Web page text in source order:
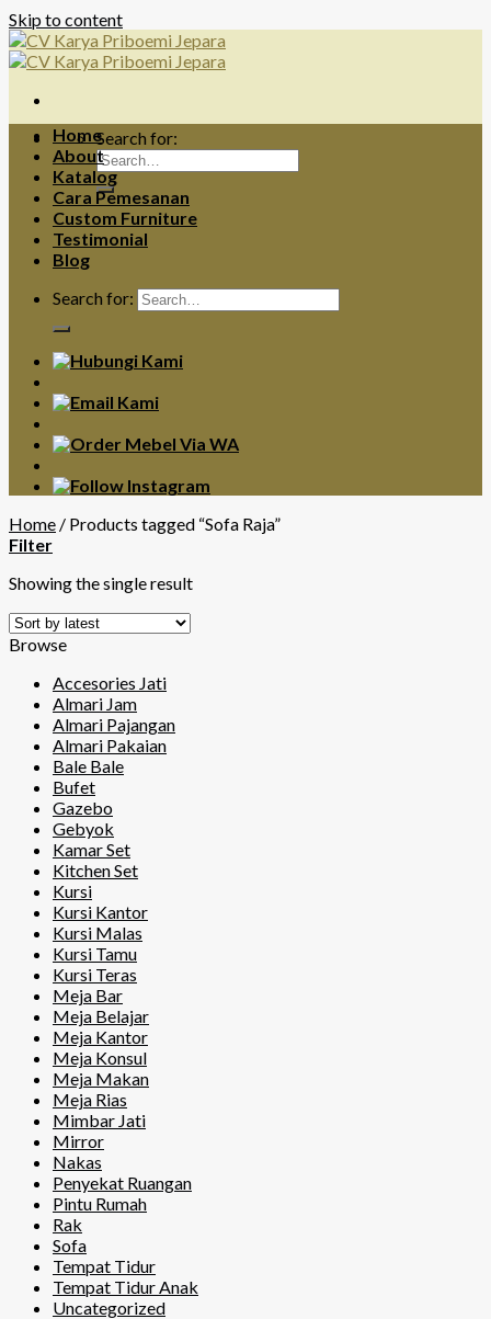
Skip to content
Search for:
Home
About
Katalog
Cara Pemesanan
Custom Furniture
Testimonial
Blog
Search for:
Home / Products tagged “Sofa Raja”
Filter
Showing the single result
Browse
Accesories Jati
Almari Jam
Almari Pajangan
Almari Pakaian
Bale Bale
Bufet
Gazebo
Gebyok
Kamar Set
Kitchen Set
Kursi
Kursi Kantor
Kursi Malas
Kursi Tamu
Kursi Teras
Meja Bar
Meja Belajar
Meja Kantor
Meja Konsul
Meja Makan
Meja Rias
Mimbar Jati
Mirror
Nakas
Penyekat Ruangan
Pintu Rumah
Rak
Sofa
Tempat Tidur
Tempat Tidur Anak
Uncategorized